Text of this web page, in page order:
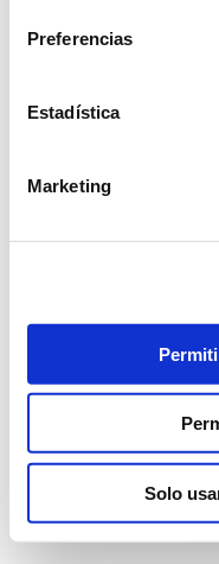
Preferencias
Estadística
Marketing
Solo
Magyarország, 1138
+36 1 237 0005
©2022 Laboratorios BABÉ S.L.
SÜTISZABÁLYZAT